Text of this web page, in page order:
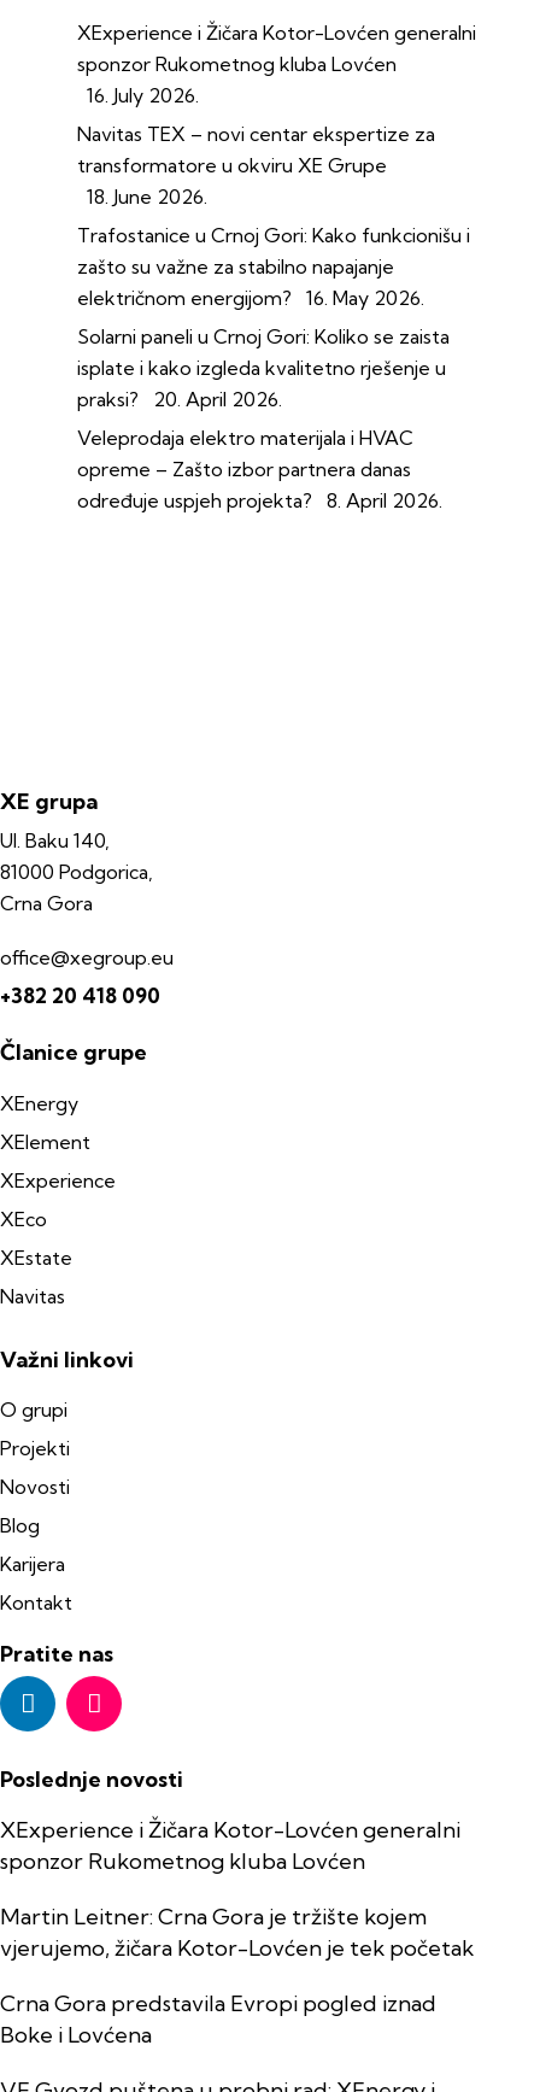
XExperience i Žičara Kotor-Lovćen generalni
sponzor Rukometnog kluba Lovćen
16. July 2026.
Navitas TEX – novi centar ekspertize za
transformatore u okviru XE Grupe
18. June 2026.
Trafostanice u Crnoj Gori: Kako funkcionišu i
zašto su važne za stabilno napajanje
električnom energijom?
16. May 2026.
Solarni paneli u Crnoj Gori: Koliko se zaista
isplate i kako izgleda kvalitetno rješenje u
praksi?
20. April 2026.
Veleprodaja elektro materijala i HVAC
opreme – Zašto izbor partnera danas
određuje uspjeh projekta?
8. April 2026.
XE grupa
Ul. Baku 140,
81000 Podgorica,
Crna Gora
office@xegroup.eu
+382 20 418 090
Članice grupe
XEnergy
XElement
XExperience
XEco
XEstate
Navitas
Važni linkovi
O grupi
Projekti
Novosti
Blog
Karijera
Kontakt
Pratite nas
Poslednje novosti
XExperience i Žičara Kotor-Lovćen generalni
sponzor Rukometnog kluba Lovćen
Martin Leitner: Crna Gora je tržište kojem
vjerujemo, žičara Kotor-Lovćen je tek početak
Crna Gora predstavila Evropi pogled iznad
Boke i Lovćena